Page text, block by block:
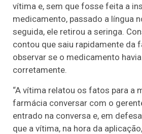
vítima e, sem que fosse feita a
medicamento, passado a língua
seguida, ele retirou a seringa.
contou que saiu rapidamente da
observar se o medicamento
corretamente.
“A vítima relatou os fatos para a
farmácia conversar com o
entrado na conversa e, em
que a vítima, na hora da